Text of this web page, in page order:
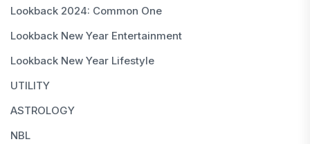
Lookback 2024: Common One
Lookback New Year Entertainment
Lookback New Year Lifestyle
UTILITY
ASTROLOGY
NBL